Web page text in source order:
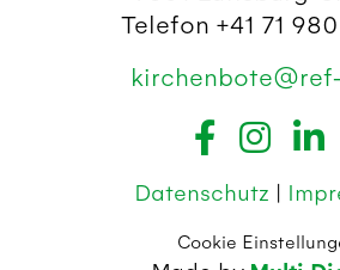
Telefon +41 71
Datenschutz |
Cookie